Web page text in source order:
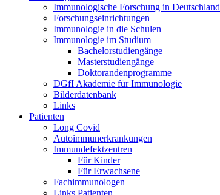
Immunologische Forschung in Deutschland
Forschungseinrichtungen
Immunologie in die Schulen
Immunologie im Studium
Bachelorstudiengänge
Masterstudiengänge
Doktorandenprogramme
DGfI Akademie für Immunologie
Bilderdatenbank
Links
Patienten
Long Covid
Autoimmunerkrankungen
Immundefektzentren
Für Kinder
Für Erwachsene
Fachimmunologen
Links Patienten